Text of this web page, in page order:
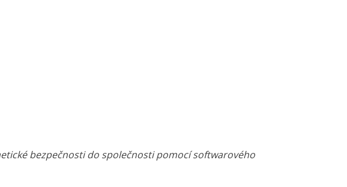
bezpečnosti do společnosti pomocí softwarového